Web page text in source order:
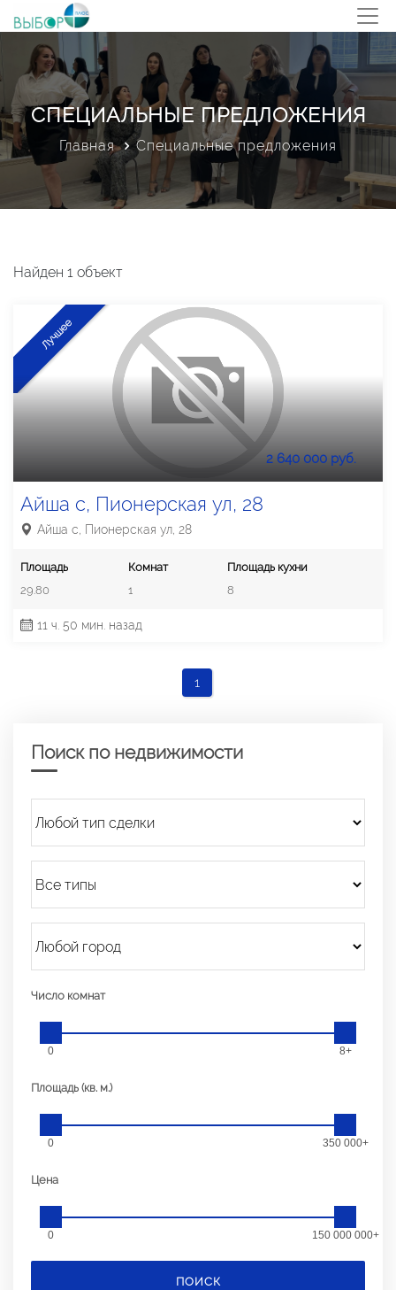
СПЕЦИАЛЬНЫЕ ПРЕДЛОЖЕНИЯ
Главная Специальные предложения
Найден 1 объект
Лучшее
2 640 000 руб.
Айша с, Пионерская ул, 28
Айша с, Пионерская ул, 28
Площадь
29.80
Комнат
1
Площадь кухни
8
11 ч. 50 мин. назад
1
Поиск по недвижимости
Число комнат
0 8+
Площадь (кв. м.)
0 350 000+
Цена
0 150 000 000+
ПОИСК